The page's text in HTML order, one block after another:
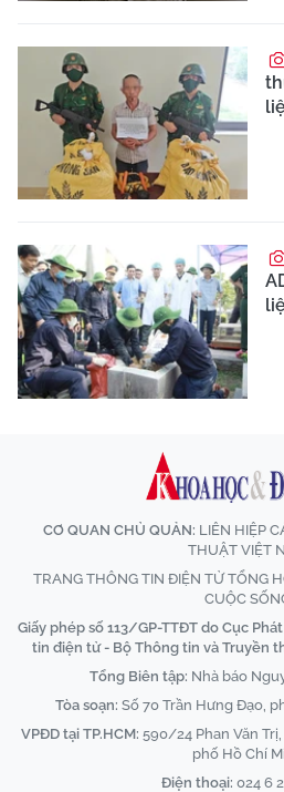
CƠ QUAN CHỦ QUẢN: LIÊN HIỆP
THUẬT VIỆT
TRANG THÔNG TIN ĐIỆN TỬ TỔNG
CUỘC
Giấy phép số 113/GP-TTĐT do Cục
tin điện tử - Bộ Thông tin và Truyền
Tổng Biên tập: Nhà báo
Tòa soạn: Số 70 Trần Hưng Đạo,
VPĐD tại TP.HCM: 590/24 Phan Văn
phố Hồ Chí
Điện thoại: 024 6